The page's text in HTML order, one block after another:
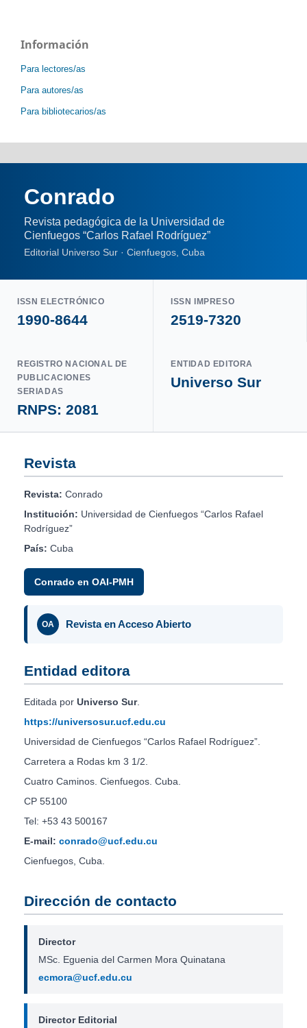
Información
Para lectores/as
Para autores/as
Para bibliotecarios/as
Conrado
Revista pedagógica de la Universidad de
Cienfuegos “Carlos Rafael Rodríguez”
Editorial Universo Sur · Cienfuegos, Cuba
ISSN ELECTRÓNICO
1990-8644
ISSN IMPRESO
2519-7320
REGISTRO NACIONAL DE
PUBLICACIONES
SERIADAS
RNPS: 2081
ENTIDAD EDITORA
Universo Sur
Revista
Revista: Conrado
Institución: Universidad de Cienfuegos “Carlos Rafael
Rodríguez”
País: Cuba
Conrado en OAI-PMH
OA Revista en Acceso Abierto
Entidad editora
Editada por Universo Sur.
https://universosur.ucf.edu.cu
Universidad de Cienfuegos “Carlos Rafael Rodríguez”.
Carretera a Rodas km 3 1/2.
Cuatro Caminos. Cienfuegos. Cuba.
CP 55100
Tel: +53 43 500167
E-mail: conrado@ucf.edu.cu
Cienfuegos, Cuba.
Dirección de contacto
Director
MSc. Eguenia del Carmen Mora Quinatana
ecmora@ucf.edu.cu
Director Editorial